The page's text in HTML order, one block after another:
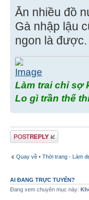
Ăn nhiều đồ
Gà nhập lậu
ngon là
Làm trai chỉ sợ
Lo gì trần thế
Gửi bài trả lời
Quay về • Thời trang - Làm
AI ĐANG TRỰC TUYẾN?
Đang xem chuyên mục này: